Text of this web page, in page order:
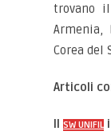
trovano
Armenia,
Corea del
Articoli
IlSW UNIFIL